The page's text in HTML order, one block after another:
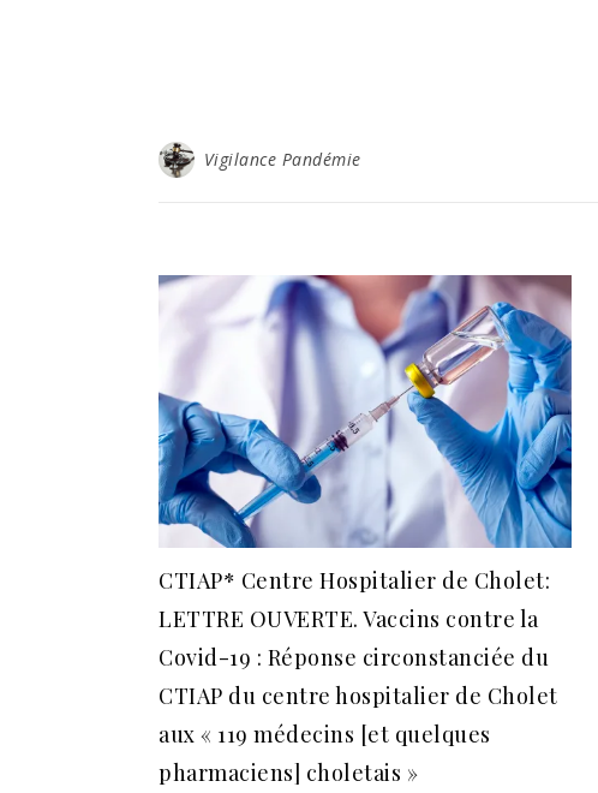
Vigilance Pandémie
CTIAP* Centre Hospitalier de Cholet:
LETTRE OUVERTE. Vaccins contre la
Covid-19 : Réponse circonstanciée du
CTIAP du centre hospitalier de Cholet
aux « 119 médecins [et quelques
pharmaciens] choletais »